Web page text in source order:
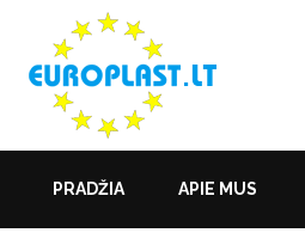
PRADŽIA APIE MUS